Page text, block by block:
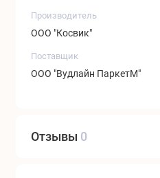
Производитель
ООО "Косвик"
Поставщик
ООО "Вудлайн ПаркетМ"
Отзывы 0